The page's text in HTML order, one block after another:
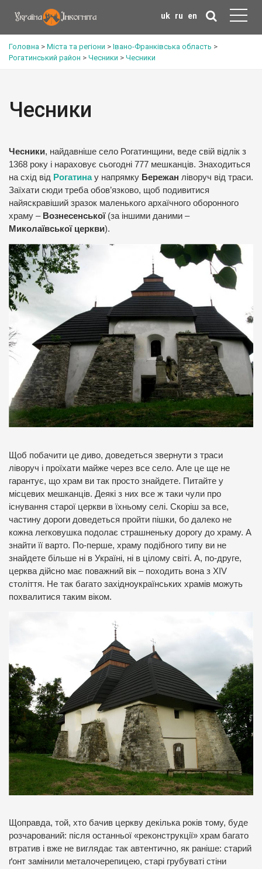
uk ru en
Головна > Міста та регіони > Івано-Франківська область >
Рогатинський район > Чесники > Чесники
Чесники
Чесники, найдавніше село Рогатинщини, веде cвій відлік з
1368 року і нараховує сьогодні 777 мешканців. Знаходиться
на схід від Рогатинау напрямку Бережан ліворуч від траси.
Заїхати сюди треба обов’язково, щоб подивитися
найяскравіший зразок маленького архаїчного оборонного
храму – Вознесенської (за іншими даними –
Миколаївської церкви).
Щоб побачити це диво, доведеться звернути з траси
ліворуч і проїхати майже через все село. Але це ще не
гарантує, що храм ви так просто знайдете. Питайте у
місцевих мешканців. Деякі з них все ж таки чули про
існування старої церкви в їхньому селі. Скоріш за все,
частину дороги доведеться пройти пішки, бо далеко не
кожна легковушка подолає страшненьку дорогу до храму. А
знайти її варто. По-перше, храму подібного типу ви не
знайдете більше ні в Україні, ні в цілому світі. А, по-друге,
церква дійсно має поважний вік – походить вона з XIV
століття. Не так багато західноукраїнських храмів можуть
похвалитися таким віком.
Щоправда, той, хто бачив церкву декілька років тому, буде
розчарований: після останньої «реконструкції» храм багато
втратив і вже не виглядає так автентично, як раніше: старий
ґонт замінили металочерепицею, старі грубуваті стіни